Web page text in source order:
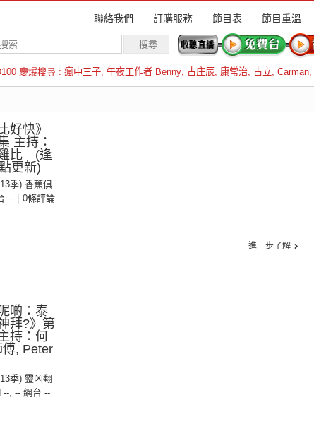
聯絡我們 訂購服務 節目表 節目重溫
慶爆搜尋 : 瘋中三子, 午夜工作者 Benny, 古庄辰, 康常治, 古立, Carman,
倫斯
好快》
主持：
比 (逢
更新)
季) 香蕉俱
-- 0條評論
進一步了解
啲：泰
拜?》第
持：何
, Peter
季) 靈凶翻
--, -- 網台 --